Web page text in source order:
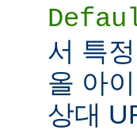
서 특
올 아
상대